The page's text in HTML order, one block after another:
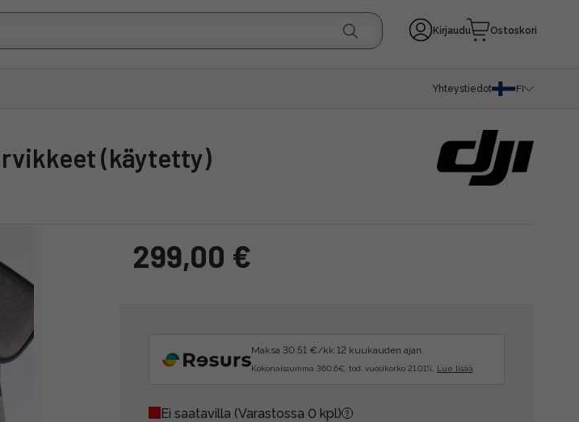
Kirjaudu Ostoskori
Yhteystiedot FI
(käytetty)
299,00 €
Maksa 30.51 €/kk 12 kuukauden ajan.
Kokonaissumma 360.6€, tod. vuosikorko 21.01%. Lue lisää
Ei saatavilla (Varastossa 0 kpl)